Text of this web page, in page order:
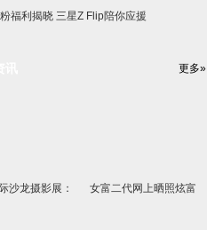
福利揭晓 三星Z Flip陪你应援
更多»
沙龙摄影展： 女富二代网上晒照炫富